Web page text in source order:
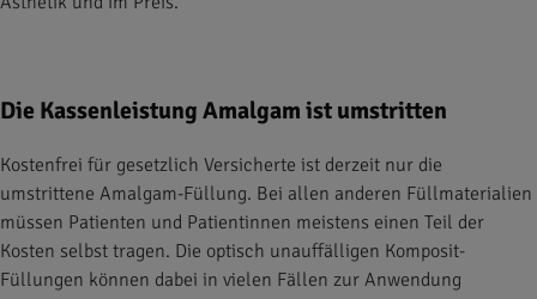
Die Kassenleistung Amalgam ist umstritten
Kostenfrei für gesetzlich Versicherte ist derzeit nur die
umstrittene Amalgam-Füllung. Bei allen anderen Füllmaterialien
müssen Patienten und Patientinnen meistens einen Teil der
Kosten selbst tragen. Die optisch unauffälligen Komposit-
Füllungen können dabei in vielen Fällen zur Anwendung